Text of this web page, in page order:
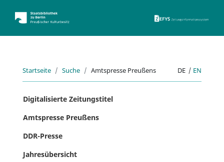
Startseite Suche Amtspresse Preußens DE | EN
Digitalisierte Zeitungstitel
Amtspresse Preußens
DDR-Presse
Jahresübersicht